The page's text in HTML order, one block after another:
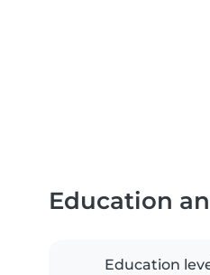
Education
Education